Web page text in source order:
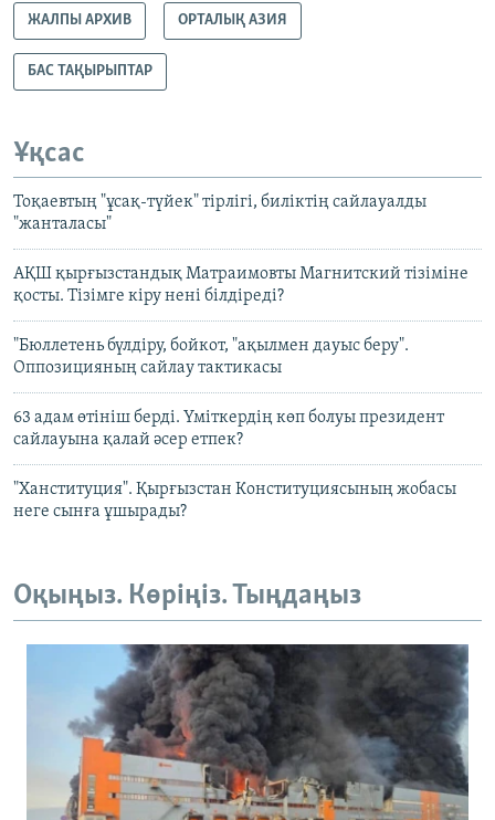
ЖАЛПЫ АРХИВ ОРТАЛЫҚ АЗИЯ
БАС ТАҚЫРЫПТАР
Ұқсас
Тоқаевтың "ұсақ-түйек" тірлігі, биліктің сайлауалды
"жанталасы"
АҚШ қырғызстандық Матраимовты Магнитский тізіміне
қосты. Тізімге кіру нені білдіреді?
"Бюллетень бүлдіру, бойкот, "ақылмен дауыс беру".
Оппозицияның сайлау тактикасы
63 адам өтініш берді. Үміткердің көп болуы президент
сайлауына қалай әсер етпек?
"Ханституция". Қырғызстан Конституциясының жобасы
неге сынға ұшырады?
Оқыңыз. Көріңіз. Тыңдаңыз